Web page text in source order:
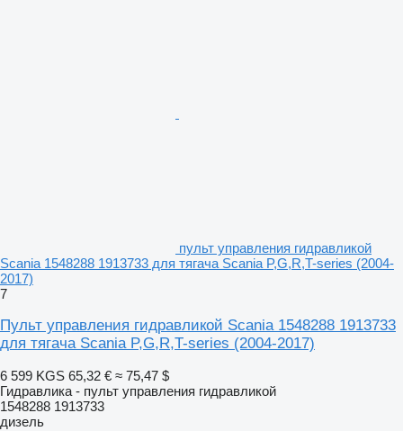
пульт управления гидравликой
Scania 1548288 1913733 для тягача Scania P,G,R,T-series (2004-
2017)
7
Пульт управления гидравликой Scania 1548288 1913733
для тягача Scania P,G,R,T-series (2004-2017)
6 599 KGS 65,32 € ≈ 75,47 $
Гидравлика - пульт управления гидравликой
1548288 1913733
дизель